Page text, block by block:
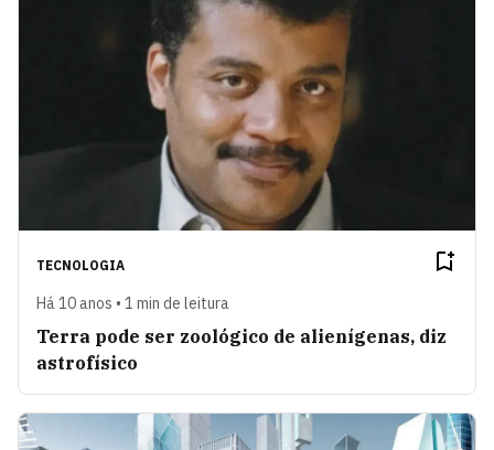
TECNOLOGIA
Há 10 anos • 1 min de leitura
Terra pode ser zoológico de alienígenas, diz
astrofísico